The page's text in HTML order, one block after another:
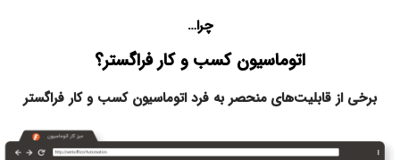
چرا…
اتوماسیون کسب و کار فراگستر؟
برخی از قابلیت‌های منحصر به فرد اتوماسیون کسب و کار فراگستر